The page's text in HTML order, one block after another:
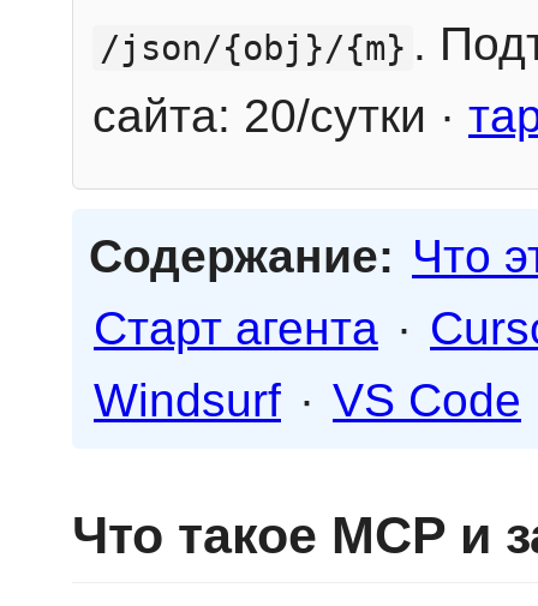
/json/{obj}/{m} .
сайта: 20/сутки ·
Содержание: Что
Старт агента ·
Windsurf · VS Code
Что такое MCP и